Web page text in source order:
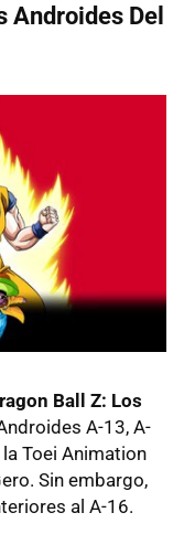
Androides Del
Ball Z: Los
A-13, A-
Toei Animation
Sin embargo,
al A-16.